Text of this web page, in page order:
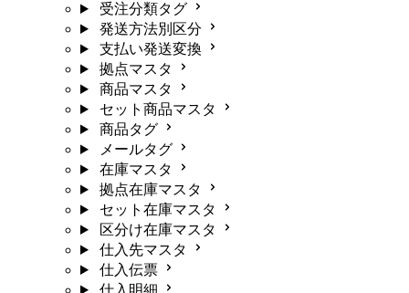
受注分類タグ
発送方法別区分
支払い発送変換
拠点マスタ
商品マスタ
セット商品マスタ
商品タグ
メールタグ
在庫マスタ
拠点在庫マスタ
セット在庫マスタ
区分け在庫マスタ
仕入先マスタ
仕入伝票
仕入明細